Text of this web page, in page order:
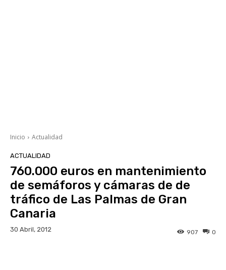
Inicio Actualidad
ACTUALIDAD
760.000 euros en mantenimiento
de semáforos y cámaras de de
tráfico de Las Palmas de Gran
Canaria
30 Abril, 2012 0
907